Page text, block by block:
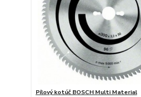
Pílový kotúč BOSCH Multi Material